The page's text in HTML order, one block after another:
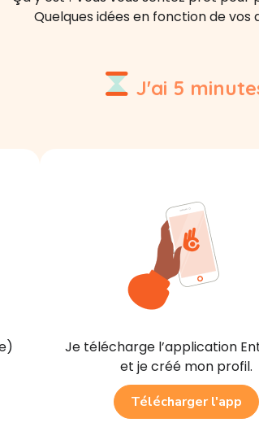
Quelques idées en fonction de vos
J'ai 5
Je télécharge l’application
et je créé mon profil.
Télécharger l'app